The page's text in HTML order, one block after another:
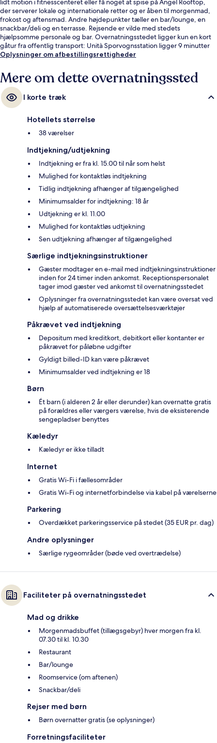
lidt motion i fitnesscenteret eller få noget at spise på Angel Rooftop,
der serverer lokale og internationale retter og er åben til morgenmad,
frokost og aftensmad. Andre højdepunkter tæller en bar/lounge, en
snackbar/deli og en terrasse. Rejsende er vilde med stedets
hjælpsomme personale og bar. Overnatningsstedet ligger kun en kort
gåtur fra offentlig transport: Unità Sporvognsstation ligger 9 minutter
væk og Valfonda - Stazione Santa Maria Novella Station ligger 11
Oplysninger om afbestillingsrettigheder
Mere om dette overnatningssted
I korte træk
Hotellets størrelse
38 værelser
Indtjekning/udtjekning
Indtjekning er fra kl. 15.00 til når som helst
Mulighed for kontaktløs indtjekning
Tidlig indtjekning afhænger af tilgængelighed
Minimumsalder for indtjekning: 18 år
Udtjekning er kl. 11.00
Mulighed for kontaktløs udtjekning
Sen udtjekning afhænger af tilgængelighed
Særlige indtjekningsinstruktioner
Gæster modtager en e-mail med indtjekningsinstruktioner
inden for 24 timer inden ankomst. Receptionspersonalet
tager imod gæster ved ankomst til overnatningsstedet
Oplysninger fra overnatningsstedet kan være oversat ved
hjælp af automatiserede oversættelsesværktøjer
Påkrævet ved indtjekning
Depositum med kreditkort, debitkort eller kontanter er
påkrævet for påløbne udgifter
Gyldigt billed-ID kan være påkrævet
Minimumsalder ved indtjekning er 18
Børn
Ét barn (i alderen 2 år eller derunder) kan overnatte gratis
på forældres eller værgers værelse, hvis de eksisterende
sengepladser benyttes
Kæledyr
Kæledyr er ikke tilladt
Internet
Gratis Wi-Fi i fællesområder
Gratis Wi-Fi og internetforbindelse via kabel på værelserne
Parkering
Overdækket parkeringsservice på stedet (35 EUR pr. dag)
Andre oplysninger
Særlige rygeområder (bøde ved overtrædelse)
Faciliteter på overnatningsstedet
Mad og drikke
Morgenmadsbuffet (tillægsgebyr) hver morgen fra kl.
07.30 til kl. 10.30
Restaurant
Bar/lounge
Roomservice (om aftenen)
Snackbar/deli
Rejser med børn
Børn overnatter gratis (se oplysninger)
Forretningsfaciliteter